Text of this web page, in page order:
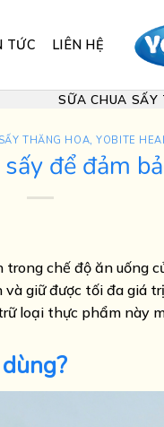
TỨC LIÊN HỆ
SỮA CHUA SẤY
THĂNG HOA,YOBITE
để đảm
chế độ ăn uống
giữ được tối đa giá
loại thực phẩm này